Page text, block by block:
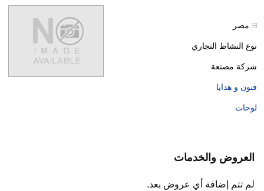
مصر
نوع النشاط التجاري
شركة مصنعة
فنون و هدايا
لوحات
العروض والخدمات
لم تتم إضافة أي عروض بعد.